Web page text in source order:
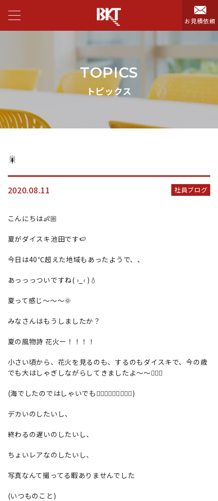
お見積依頼
TOPICS
トピックス
🎇
2020.08.11 社員ブログ
こんにちは👶🏼
夏がダイスキ池田です🍉
今日は40℃超えた地域もあったようで、、
あっっっついですね( ›_‹ )💧
夏って感じ〜〜〜🌞
みなさんはもうしましたか？
夏の風物詩 花火ー！！！！
小さい頃から、花火を見るのも、するのもダイスキで、今の歳
でも大はしゃぎしながらしてきましたよ〜〜✌🏻🤫
(海でしたのではしゃいでも🙆🏼‍♂️🙆🏼‍♂️🙆🏼‍♂️)
デカいのしたいし、
終わるの遅いのしたいし、
ちょいレアなのしたいし、
写真なんて撮ってる暇ありませんでした
(いつものこと)